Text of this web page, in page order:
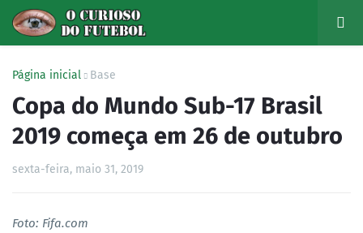
Página inicial Base
Copa do Mundo Sub-17 Brasil
2019 começa em 26 de outubro
sexta-feira, maio 31, 2019
Foto: Fifa.com